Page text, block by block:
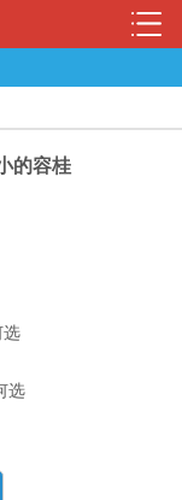
的容桂
选
选